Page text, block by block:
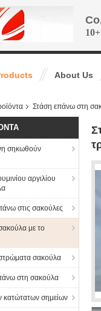
About Us
Στάση επάνω στη
σηκωθούν
αργιλίου
στις σακούλες
με το
σακούλα
στη σακούλα
κατώτατων σημείων